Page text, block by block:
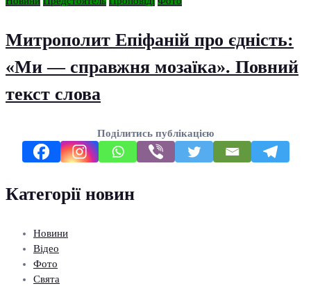
Митрополит Епіфаній про єдність:
«Ми — справжня мозаїка». Повний
текст слова
Поділитись публікацією
Категорії новин
Новини
Відео
Фото
Свята